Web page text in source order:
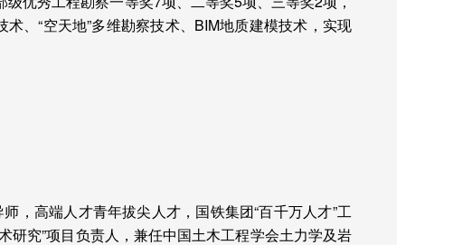
、“空天地”多维勘察技术、 BIM地质建模技术，实现
，高端人才青年拔尖人才，国铁集团“百千万人才”工
研究”项目负责人，兼任中国土木工程学会土力学及岩